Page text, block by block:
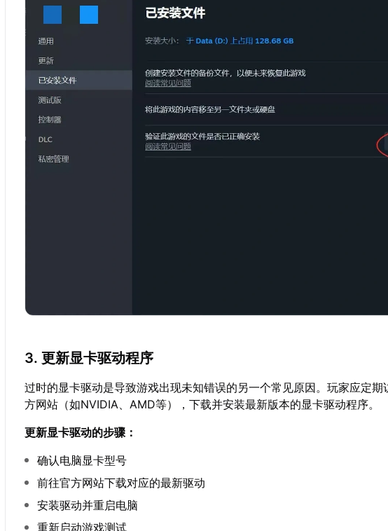
3. 更新显卡驱动程序
过时的显卡驱动是导致游戏出现未知错误的另一个常见原因。玩家应定期
方网站（如NVIDIA、AMD等），下载并安装最新版本的显卡驱动程序。
更新显卡驱动的步骤：
确认电脑显卡型号
前往官方网站下载对应的最新驱动
安装驱动并重启电脑
重新启动游戏测试